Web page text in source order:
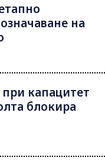
на
капацитет
блокира